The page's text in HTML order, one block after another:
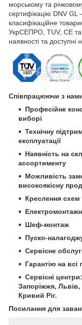
морському та
сертифікацію DNV GL
класифікаційне
УкрСЕПРО, TUV, CE та
наявності та доступні
Співпрацюючи з
Професійне
виборі
Технічну
експлуатації
Наявність на
ассортименту
Можливість
високоякісну
Креслення схем
Шеф-монтаж
Пуско-
Сервісне
Гарантію на всі
Сервісні
Запоріжжя,
Кривий Ріг.
Посилання для